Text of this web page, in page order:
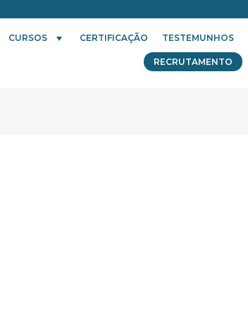
CURSOS CERTIFICAÇÃO TESTEMUNHOS
RECRUTAMENTO